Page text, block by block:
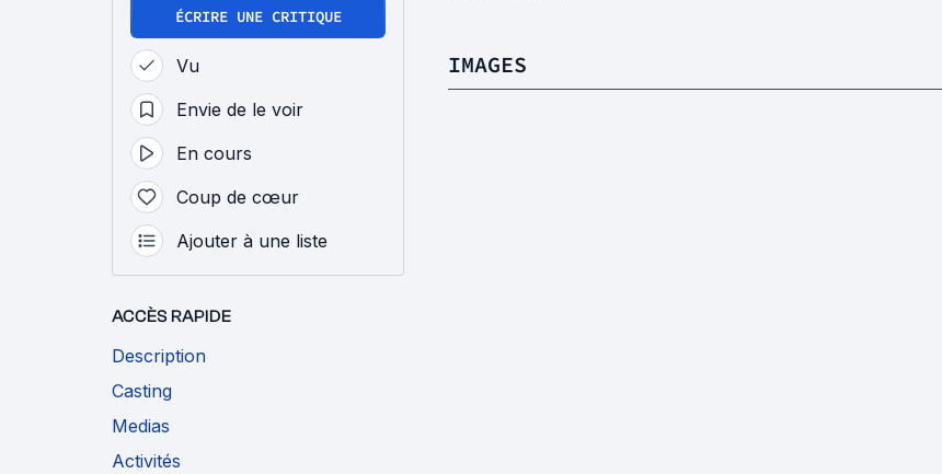
ÉCRIRE UNE CRITIQUE
Vu
Envie de le voir
En cours
Coup de cœur
Ajouter à une liste
ACCÈS RAPIDE
Description
Casting
Medias
Activités
IMAGES